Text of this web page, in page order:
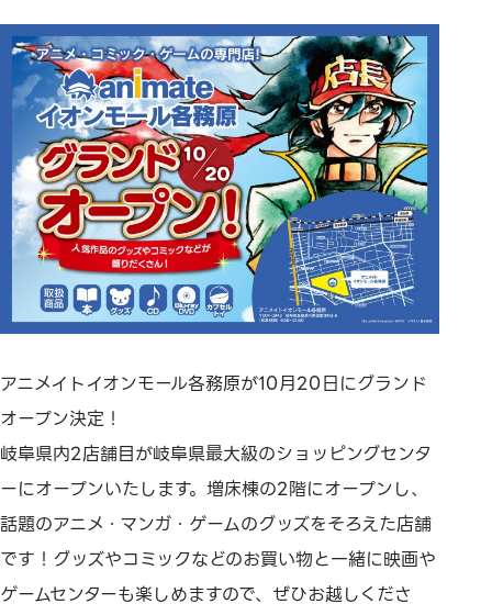
アニメイトイオンモール各務原が10月20日にグランド
オープン決定！
岐阜県内2店舗目が岐阜県最大級のショッピングセンタ
ーにオープンいたします。増床棟の2階にオープンし、
話題のアニメ・マンガ・ゲームのグッズをそろえた店舗
です！グッズやコミックなどのお買い物と一緒に映画や
ゲームセンターも楽しめますので、ぜひお越しくださ